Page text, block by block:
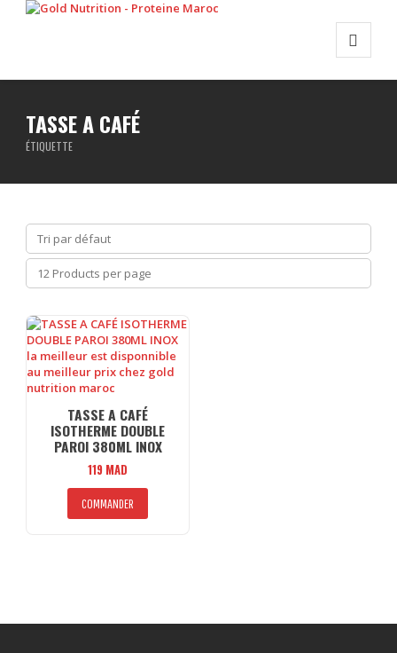
TASSE A CAFÉ
ÉTIQUETTE
TASSE A CAFÉ
ISOTHERME DOUBLE
PAROI 380ML INOX
119 MAD
COMMANDER